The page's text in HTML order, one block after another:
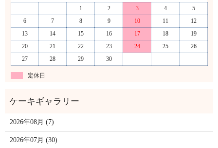
1
2 3 4
5
6
7 8 9 10 11
12
13
14 15 16 17 18
19
20
21 22 23 24 25
26
27
28 29 30
定休日
2026年08月 (7)
2026年07月 (30)